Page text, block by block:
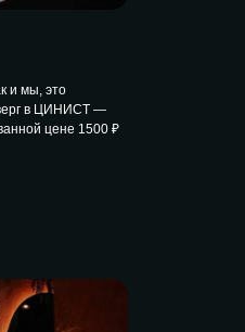
и мы, это
в ЦИНИСТ —
цене 1500 ₽